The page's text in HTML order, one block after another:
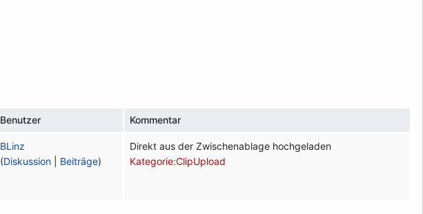
Benutzer Kommentar
BLinz
(Diskussion Beiträge)
Direkt aus der Zwischenablage hochgeladen
Kategorie:ClipUpload